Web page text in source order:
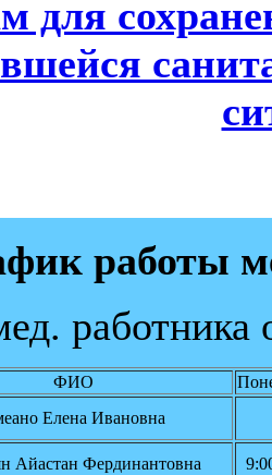
для
работы
работника
ФИО
Елена Ивановна
Айастан Фердинантовна